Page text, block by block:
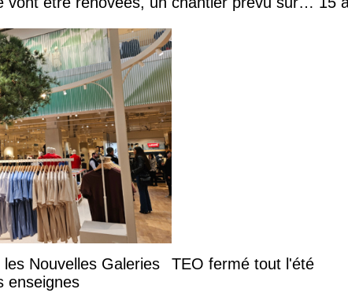
Nouvelles Galeries
enseignes
TEO fermé tout l'été